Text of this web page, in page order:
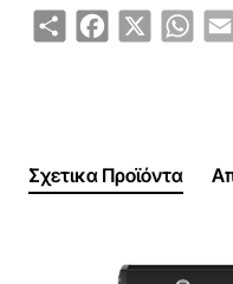
Καπάκι μαύρο με
εργαλεία
Εξαρτήματα με
ShareFacebook
X
Σχετικα Προϊόντα